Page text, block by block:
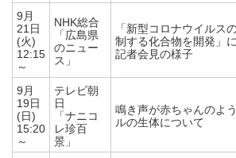
9月
21日
(火)
12:15
～
NHK総合
「広島県
のニュー
ス」
「新型コロナウイルス
制する化合物を開発」
記者会見の様子
9月
19日
(日)
15:20
～
テレビ朝
日
「ナニコ
レ珍百
景」
鳴き声が赤ちゃんのよ
ルの生体について